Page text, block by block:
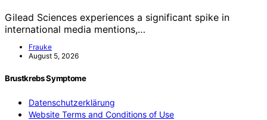
Gilead Sciences experiences a significant spike in
international media mentions,…
Frauke
August 5, 2026
Brustkrebs Symptome
Datenschutzerklärung
Website Terms and Conditions of Use